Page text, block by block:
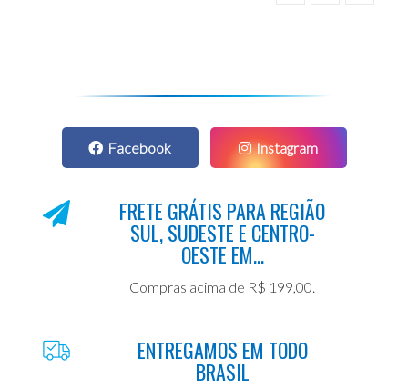
Facebook Instagram
FRETE GRÁTIS PARA REGIÃO
SUL, SUDESTE E CENTRO-
OESTE EM...
Compras acima de R$ 199,00.
ENTREGAMOS EM TODO
BRASIL